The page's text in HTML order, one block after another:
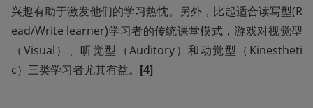
兴趣有助于激发他们的学习热忱。另外，比起适合读写型(R
ead/Write learner)学习者的传统课堂模式，游戏对视觉型
（Visual）、听觉型（Auditory）和动觉型（Kinestheti
c）三类学习者尤其有益。 [4]